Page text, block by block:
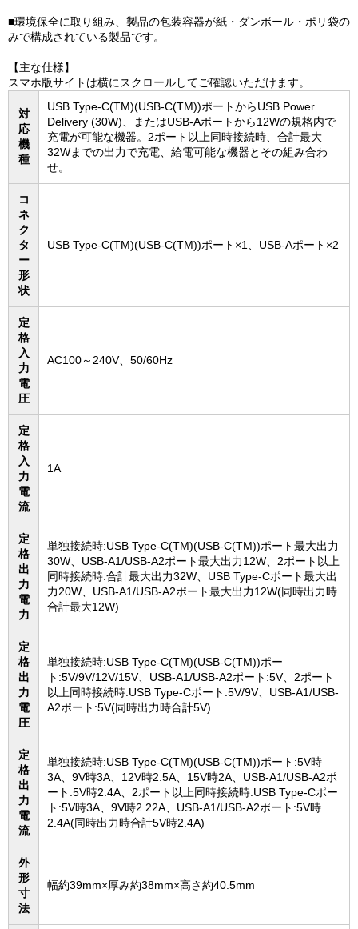
■環境保全に取り組み、製品の包装容器が紙・ダンボール・ポリ袋の
みで構成されている製品です。
【主な仕様】
スマホ版サイトは横にスクロールしてご確認いただけます。
対
応
機
種
USB Type-C(TM)(USB-C(TM))ポートからUSB Power
Delivery (30W)、またはUSB-Aポートから12Wの規格内で
充電が可能な機器。2ポート以上同時接続時、合計最大
32Wまでの出力で充電、給電可能な機器とその組み合わ
せ。
コ
ネ
ク
タ
ー
形
状
USB Type-C(TM)(USB-C(TM))ポート×1、USB-Aポート×2
定
格
入
力
電
圧
AC100～240V、50/60Hz
定
格
入
力
電
流
1A
定
格
出
力
電
力
単独接続時:USB Type-C(TM)(USB-C(TM))ポート最大出力
30W、USB-A1/USB-A2ポート最大出力12W、2ポート以上
同時接続時:合計最大出力32W、USB Type-Cポート最大出
力20W、USB-A1/USB-A2ポート最大出力12W(同時出力時
合計最大12W)
定
格
出
力
電
圧
単独接続時:USB Type-C(TM)(USB-C(TM))ポー
ト:5V/9V/12V/15V、USB-A1/USB-A2ポート:5V、2ポート
以上同時接続時:USB Type-Cポート:5V/9V、USB-A1/USB-
A2ポート:5V(同時出力時合計5V)
定
格
出
力
電
流
単独接続時:USB Type-C(TM)(USB-C(TM))ポート:5V時
3A、9V時3A、12V時2.5A、15V時2A、USB-A1/USB-A2ポ
ート:5V時2.4A、2ポート以上同時接続時:USB Type-Cポー
ト:5V時3A、9V時2.22A、USB-A1/USB-A2ポート:5V時
2.4A(同時出力時合計5V時2.4A)
外
形
寸
法
幅約39mm×厚み約38mm×高さ約40.5mm